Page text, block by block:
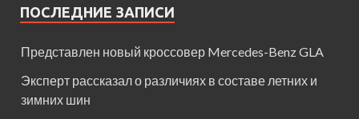
ПОСЛЕДНИЕ ЗАПИСИ
Представлен новый кроссовер Mercedes-Benz GLA
Эксперт рассказал о различиях в составе летних и
зимних шин